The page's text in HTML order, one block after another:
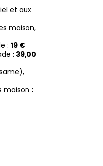
et aux
maison,
: 19 €
: 39,00
maison :